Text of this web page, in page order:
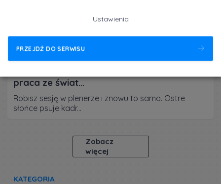
praca ze świat...
Robisz sesję w plenerze i znowu to samo. Ostre
słońce psuje kadr...
Zobacz
więcej
KATEGORIA
Ustawienia
PRZEJDŹ DO SERWISU